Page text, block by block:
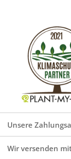
Unsere
Wir versenden